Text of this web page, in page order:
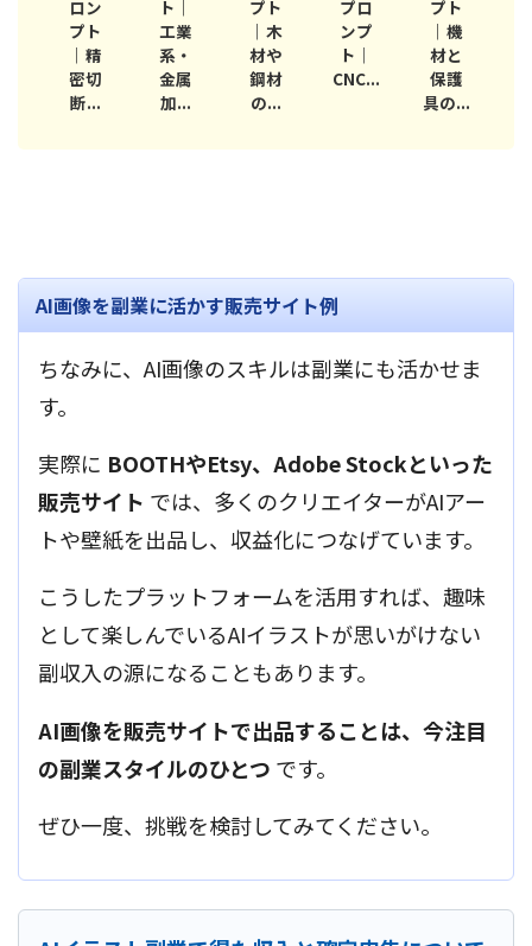
ト｜
工業
系・
金属
加...
プト
｜木
材や
鋼材
の...
プロ
ンプ
ト｜
CNC...
プト
｜機
材と
保護
ナの
AI画
像プ
ロン
プ...
AI画像を副業に活かす販売サイト例
ちなみに、AI画像のスキルは副業にも活かせま
す。
実際に BOOTHやEtsy、Adobe Stockといった
販売サイト では、多くのクリエイターがAIアー
トや壁紙を出品し、収益化につなげています。
こうしたプラットフォームを活用すれば、趣味
として楽しんでいるAIイラストが思いがけない
副収入の源になることもあります。
AI画像を販売サイトで出品することは、今注目
の副業スタイルのひとつ です。
ぜひ一度、挑戦を検討してみてください。